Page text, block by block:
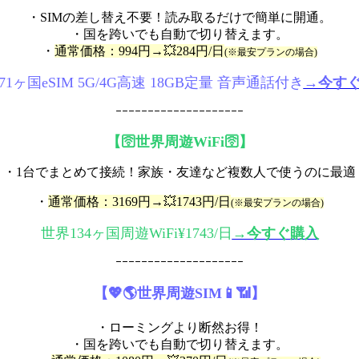
・SIMの差し替え不要！読み取るだけで簡単に開通。
・国を跨いでも自動で切り替えます。
・ 通常価格：994円→💥284円/日 (※最安プランの場合)
ヶ国eSIM 5G/4G高速 18GB定量 音声通話付き →今す
ｰｰｰｰｰｰｰｰｰｰｰｰｰｰｰｰｰｰｰｰ
【🛜世界周遊WiFi🛜】
・1台でまとめて接続！家族・友達など複数人で使うのに最適
・ 通常価格：3169円→💥1743円/日 (※最安プランの場合)
世界134ヶ国周遊WiFi¥1743/日 →今すぐ購入
ｰｰｰｰｰｰｰｰｰｰｰｰｰｰｰｰｰｰｰｰ
【💖🌎世界周遊SIM📱📶】
・ローミングより断然お得！
・国を跨いでも自動で切り替えます。